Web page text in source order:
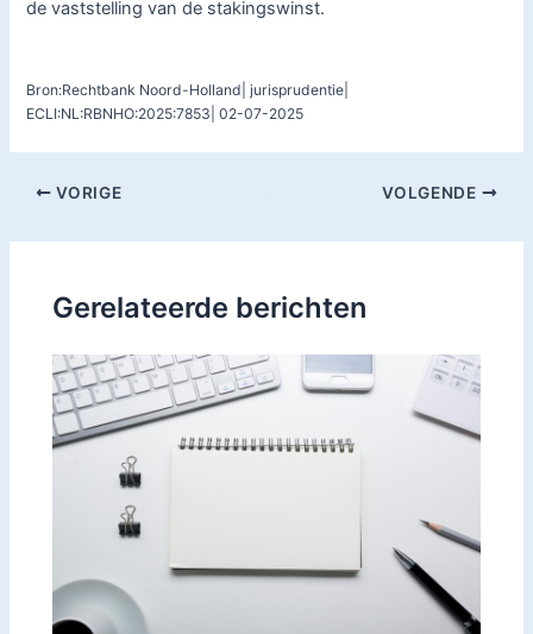
de vaststelling van de stakingswinst.
Bron:Rechtbank Noord-Holland| jurisprudentie|
ECLI:NL:RBNHO:2025:7853| 02-07-2025
VORIGE VOLGENDE
Gerelateerde berichten